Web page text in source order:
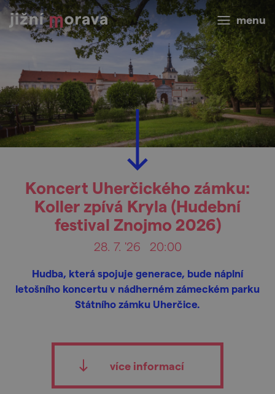
menu
Koncert Uherčického zámku:
Koller zpívá Kryla (Hudební
festival Znojmo 2026)
28. 7. '26 20:00
Hudba, která spojuje generace, bude náplní
letošního koncertu v nádherném zámeckém parku
Státního zámku Uherčice.
více informací